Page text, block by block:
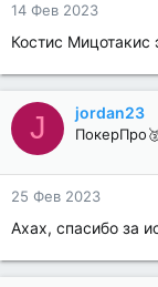
14 Фев 2023
Костис Мицотакис
J jordan23
25 Фев 2023
Ахах, спасибо за